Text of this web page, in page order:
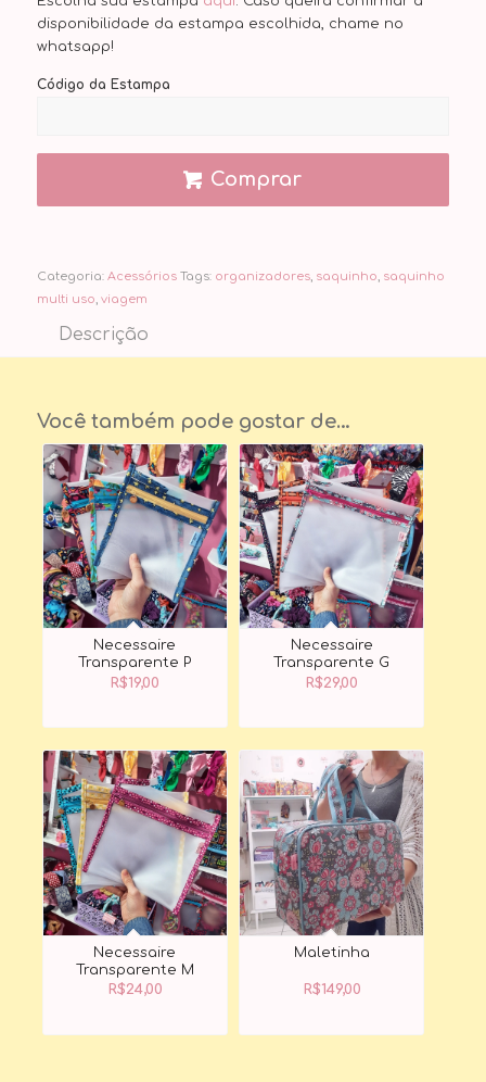
disponibilidade da estampa escolhida, chame no
whatsapp!
Código da Estampa
Comprar
Categoria: Acessórios Tags: organizadores, saquinho, saquinho
multi uso, viagem
Descrição
Você também pode gostar de…
Necessaire
Transparente P
R$19,00
Necessaire
Transparente G
R$29,00
Necessaire
Transparente M
R$24,00
Maletinha
R$149,00